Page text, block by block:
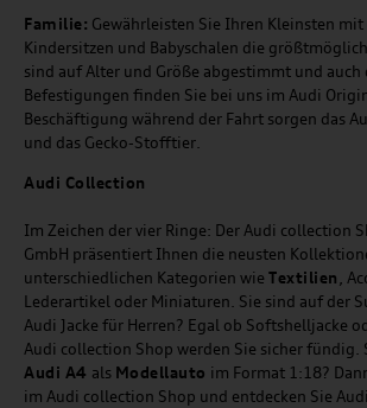
Familie: Gewährleisten Sie Ihren Kleinsten mit
Kindersitzen und Babyschalen die
sind auf Alter und Größe abgestimmt und auch
Befestigungen finden Sie bei uns im Audi
Beschäftigung während der Fahrt sorgen das
und das Gecko-Stofftier.
Audi Collection
Im Zeichen der vier Ringe: Der Audi collection
GmbH präsentiert Ihnen die neusten
unterschiedlichen Kategorien wie Textilien ,
Lederartikel oder Miniaturen. Sie sind auf der
Audi Jacke für Herren? Egal ob Softshelljacke
Audi collection Shop werden Sie sicher fündig.
Audi A4 als Modellauto im Format 1:18?
im Audi collection Shop und entdecken Sie